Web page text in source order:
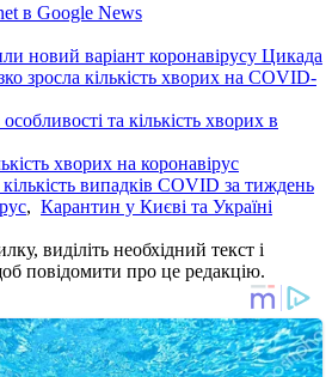
в Google News
новий варіант коронавірусу Цикада
зросла кількість хворих на COVID-
та кількість хворих в
хворих на коронавірус
випадків COVID за тиждень
, Карантин у Києві та Україні
виділіть необхідний текст і
повідомити про це редакцію.